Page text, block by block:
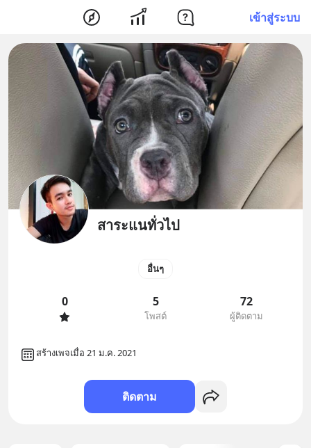
เข้าสู่ระบบ
สาระแนทั่วไป
อื่นๆ
0 5
โพสต์
72
ผู้ติดตาม
สร้างเพจเมื่อ 21 ม.ค. 2021
ติดตาม